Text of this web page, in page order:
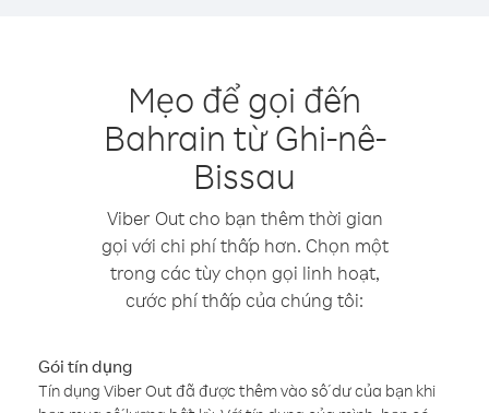
Mẹo để gọi đến
Bahrain từ Ghi-nê-
Bissau
Viber Out cho bạn thêm thời gian
gọi với chi phí thấp hơn. Chọn một
trong các tùy chọn gọi linh hoạt,
cước phí thấp của chúng tôi:
Gói tín dụng
Tín dụng Viber Out đã được thêm vào số dư của bạn khi